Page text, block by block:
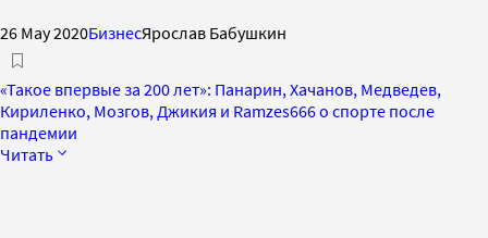
26 May 2020БизнесЯрослав Бабушкин
«Такое впервые за 200 лет»: Панарин, Хачанов, Медведев,
Кириленко, Мозгов, Джикия и Ramzes666 о спорте после
пандемии
Читать